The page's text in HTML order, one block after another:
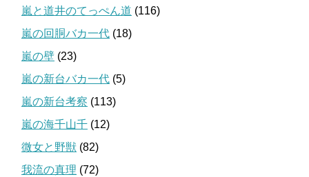
嵐と道井のてっぺん道 (116)
嵐の回胴バカ一代 (18)
嵐の壁 (23)
嵐の新台バカ一代 (5)
嵐の新台考察 (113)
嵐の海千山千 (12)
微女と野獣 (82)
我流の真理 (72)